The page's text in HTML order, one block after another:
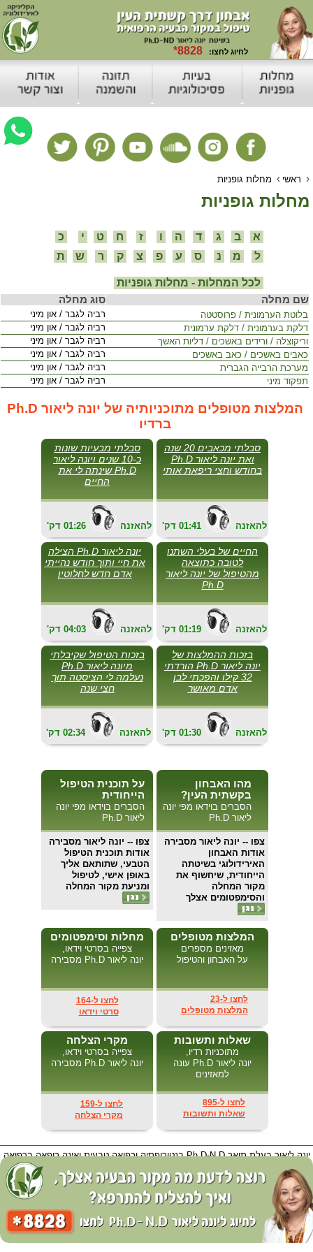
ראשי › מחלות גופניות ›
מחלות גופניות
א ב ג ד ה ו ז ח ט י
כ
ל
מ נ ס ע פ צ ק ר ש ת
לכל המחלות - מחלות גופניות
סוג מחלה שם מחלה
רביה לגבר / און מיני
בלוטת הערמונית / פרוסטטה
רביה לגבר / און מיני
דלקת בערמונית / דלקת ערמונית
רביה לגבר / און מיני
וריקוצלה / ורידים באשכים / דליות האשך
רביה לגבר / און מיני
כאבים באשכים / כאב באשכים
רביה לגבר / און מיני
מערכת הרבייה הגברית
רביה לגבר / און מיני
תפקוד מיני
המלצות מטופלים מתוכניותיה של יונה ליאור Ph.D
ברדיו
סבלתי מבעיות שונות
כ-10 שנים ויונה ליאור
Ph.D שינתה לי את
החיים
'דק 01:26 להאזנה
סבלתי מכאבים 20 שנה
ואת יונה ליאור Ph.D
בחודש וחצי ריפאת אותי
'דק 01:41 להאזנה
יונה ליאור Ph.D הצילה
את חיי ותוך חודש נהייתי
אדם חדש לחלוטין
'דק 04:03 להאזנה
החיים של בעלי השתנו
לטובה כתוצאה
מהטיפול של יונה ליאור
Ph.D
'דק 01:19 להאזנה
בזכות הטיפול שקיבלתי
מיונה ליאור Ph.D
נעלמה לי הציסטה תוך
חצי שנה
02:34 להאזנה
בזכות ההמלצות של
יונה ליאור Ph.D הורדתי
32 קילו והפכתי לבן
אדם מאושר
'דק 01:30 להאזנה
על תוכנית הטיפול
הייחודית
הסברים בוידאו מפי יונה
ליאור Ph.D
צפו -- יונה ליאור מסבירה
אודות תוכנית הטיפול
הטבעי, שתותאם אליך
באופן אישי, לטיפול
ומניעת מקור המחלה
מהו האבחון
בקשתית העין?
הסברים בוידאו מפי יונה
ליאור Ph.D
צפו -- יונה ליאור מסבירה
אודות האבחון
האירידולוגי בשיטתה
הייחודית, שיחשוף את
מקור המחלה
והסימפטומים אצלך
מחלות וסימפטומים
צפייה בסרטי וידאו,
יונה ליאור Ph.D מסבירה
לחצו ל-164
סרטי וידאו
המלצות מטופלים
מאזינים מספרים
על האבחון והטיפול
לחצו ל-23
המלצות מטופלים
מקרי הצלחה
צפייה בסרטי וידאו,
יונה ליאור Ph.D מסבירה
לחצו ל-159
מקרי הצלחה
שאלות ותשובות
מתוכניות רדיו,
יונה ליאור Ph.D עונה
למאזינים
לחצו ל-895
שאלות ותשובות
יונה ליאור בעלת תואר Ph.D-N.D בנטורופתיה ורפואה טבעית ואינה רופאה ברפואה